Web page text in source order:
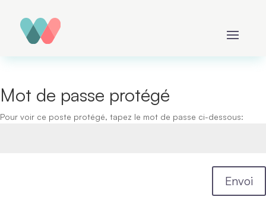
Mot de passe protégé
Pour voir ce poste protégé, tapez le mot de passe ci-dessous:
Envoi